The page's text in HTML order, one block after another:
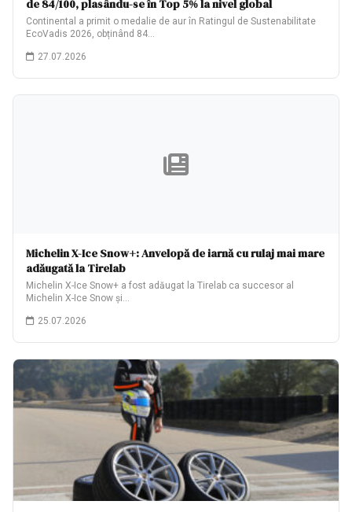
de 84/100, plasându-se în Top 5% la nivel global
Continental a primit o medalie de aur în Ratingul de Sustenabilitate
EcoVadis 2026, obținând 84…
27.07.2026
Michelin X-Ice Snow+: Anvelopă de iarnă cu rulaj mai mare
adăugată la Tirelab
Michelin X-Ice Snow+ a fost adăugat la Tirelab ca succesor al
Michelin X-Ice Snow și…
25.07.2026